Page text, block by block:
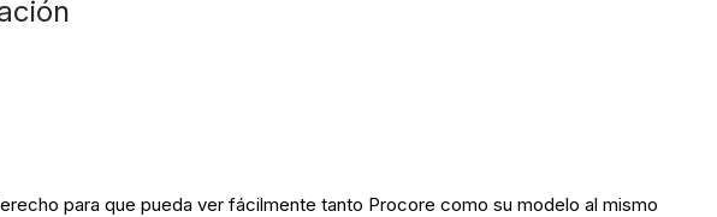
para que pueda ver fácilmente tanto Procore como su modelo al mismo